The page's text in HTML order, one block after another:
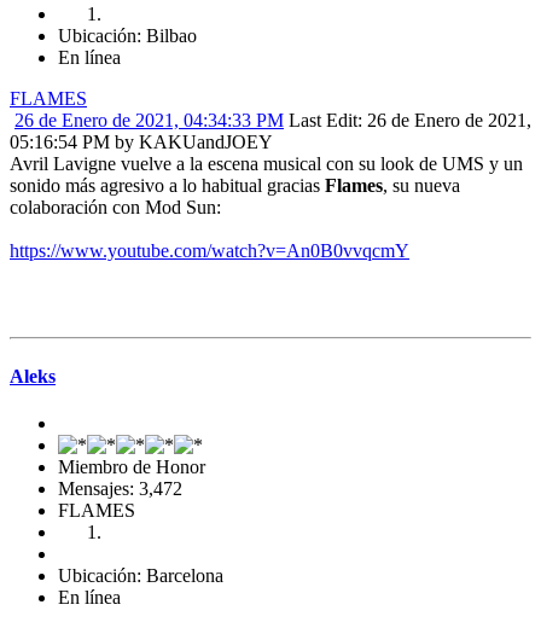
Ubicación: Bilbao
En línea
FLAMES
26 de Enero de 2021, 04:34:33 PM Last Edit: 26 de Enero de 2021,
05:16:54 PM by KAKUandJOEY
Avril Lavigne vuelve a la escena musical con su look de UMS y un
sonido más agresivo a lo habitual gracias Flames, su nueva
colaboración con Mod Sun:
https://www.youtube.com/watch?v=An0B0vvqcmY
Aleks
Miembro de Honor
Mensajes: 3,472
FLAMES
Ubicación: Barcelona
En línea